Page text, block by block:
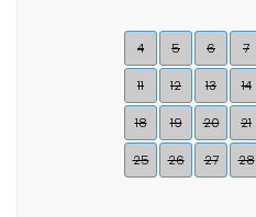
4 5 6 7
11 12 13 14
18 19 20 21
25 26 27 28